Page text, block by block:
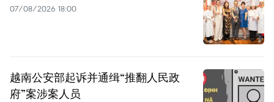
07/08/2026 18:00
越南公安部起诉并通缉“推翻人民政
府”案涉案人员